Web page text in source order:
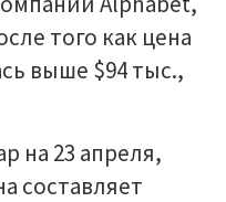
того как цена
выше $94 тыс.,
на 23 апреля,
составляет